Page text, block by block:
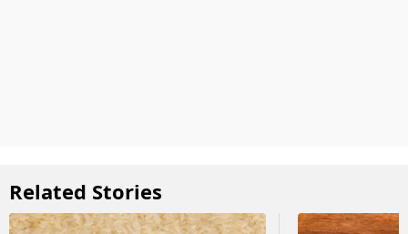
Related Stories